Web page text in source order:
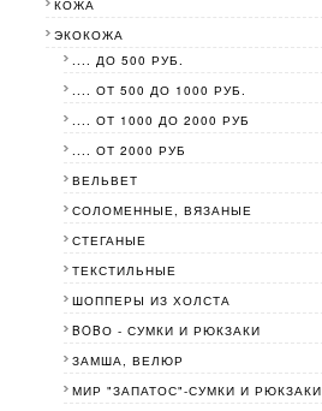
КОЖА
ЭКОКОЖА
.... ДО 500 РУБ.
.... ОТ 500 ДО 1000 РУБ.
.... ОТ 1000 ДО 2000 РУБ
.... ОТ 2000 РУБ
ВЕЛЬВЕТ
СОЛОМЕННЫЕ, ВЯЗАНЫЕ
СТЕГАНЫЕ
ТЕКСТИЛЬНЫЕ
ШОППЕРЫ ИЗ ХОЛСТА
BOBО - СУМКИ И РЮКЗАКИ
ЗАМША, ВЕЛЮР
МИР "ЗАПАТОС"-СУМКИ И РЮКЗАКИ